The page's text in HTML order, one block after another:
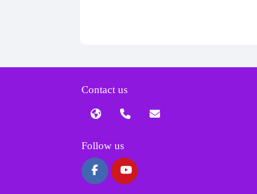
Contact us
Follow us